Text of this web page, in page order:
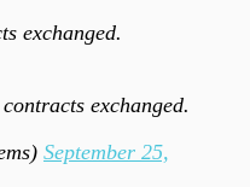
exchanged.
exchanged.
September 25,